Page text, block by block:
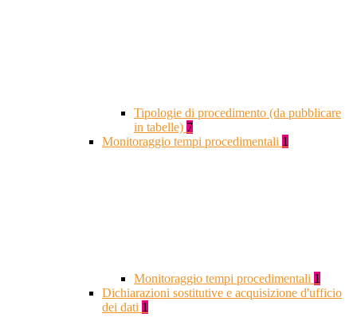
Tipologie di procedimento (da pubblicare
in tabelle) 7
Monitoraggio tempi procedimentali 1
Monitoraggio tempi procedimentali 1
Dichiarazioni sostitutive e acquisizione d'ufficio
dei dati 1